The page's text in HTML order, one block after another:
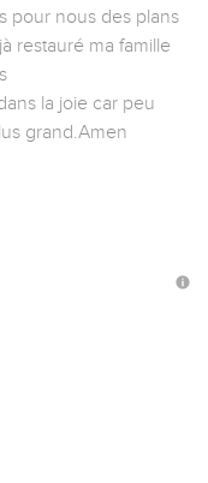
pour nous des plans
restauré ma famille
la joie car peu
grand.Amen